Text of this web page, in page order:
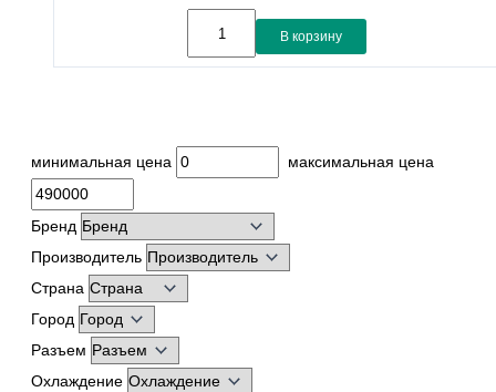
минимальная цена максимальная цена
Бренд
Производитель
Страна
Город
Разъем
Охлаждение
Диаметр рабочей части (мм)
Материал
Линейка
Совместимость
Показать
В корзину